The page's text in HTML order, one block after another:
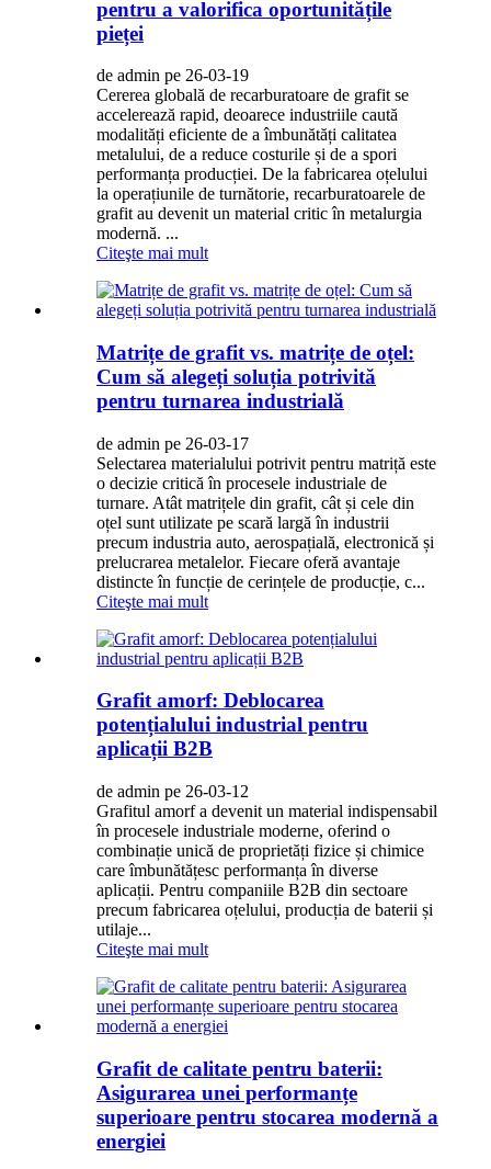
pentru a valorifica oportunitățile
pieței
de admin pe 26-03-19
Cererea globală de recarburatoare de grafit se
accelerează rapid, deoarece industriile caută
modalități eficiente de a îmbunătăți calitatea
metalului, de a reduce costurile și de a spori
performanța producției. De la fabricarea oțelului
la operațiunile de turnătorie, recarburatoarele de
grafit au devenit un material critic în metalurgia
modernă. ...
Citeşte mai mult
Matrițe de grafit vs. matrițe de oțel:
Cum să alegeți soluția potrivită
pentru turnarea industrială
de admin pe 26-03-17
Selectarea materialului potrivit pentru matriță este
o decizie critică în procesele industriale de
turnare. Atât matrițele din grafit, cât și cele din
oțel sunt utilizate pe scară largă în industrii
precum industria auto, aerospațială, electronică și
prelucrarea metalelor. Fiecare oferă avantaje
distincte în funcție de cerințele de producție, c...
Citeşte mai mult
Grafit amorf: Deblocarea
potențialului industrial pentru
aplicații B2B
de admin pe 26-03-12
Grafitul amorf a devenit un material indispensabil
în procesele industriale moderne, oferind o
combinație unică de proprietăți fizice și chimice
care îmbunătățesc performanța în diverse
aplicații. Pentru companiile B2B din sectoare
precum fabricarea oțelului, producția de baterii și
utilaje...
Citeşte mai mult
Grafit de calitate pentru baterii:
Asigurarea unei performanțe
superioare pentru stocarea modernă a
energiei